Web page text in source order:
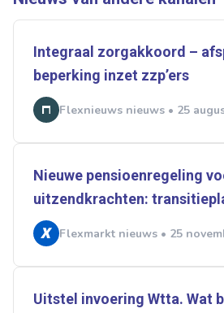
Integraal zorgakkoord –
beperking inzet zzp’ers
Flexnieuws nieuws • 25
Nieuwe pensioenregeling
uitzendkrachten:
Flexmarkt nieuws • 25
Uitstel invoering Wtta. Wat
Normering Arbeid